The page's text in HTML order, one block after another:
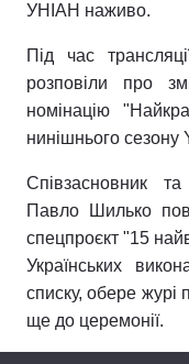
Україна
Економіка
Спорт
Зброя
Здоров'я
Цікавинки
Екологія
УНІАН наживо.
Під час
розповіли про
номінацію
нинішнього
Співзасновник
Павло Шилько
спецпроєкт "15
Українських
списку, обере журі
ще до церемонії.